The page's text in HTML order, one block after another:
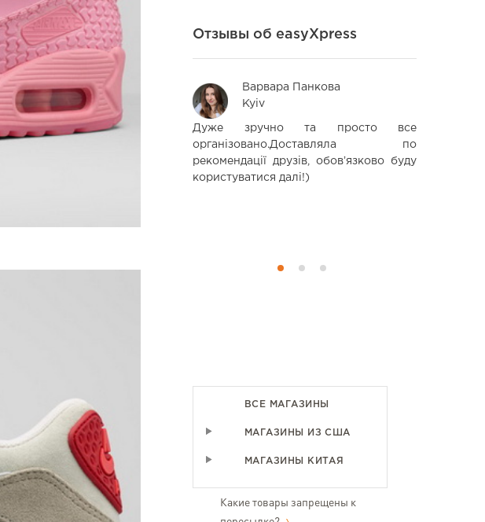
Отзывы об easyXpress
Олександра Юріна
Kyiv
сміливо рекомендувати цю
службу.За 2 роки, які я
для своїх рідних в Україні.
Варвара Панкова
Kyiv
Дуже зручно та просто все
організовано.Доставляла по
рекомендації друзів, обовʼязково буду
користуватися далі!)
ВСЕ МАГАЗИНЫ
МАГАЗИНЫ ИЗ США
МАГАЗИНЫ КИТАЯ
Какие товары запрещены к